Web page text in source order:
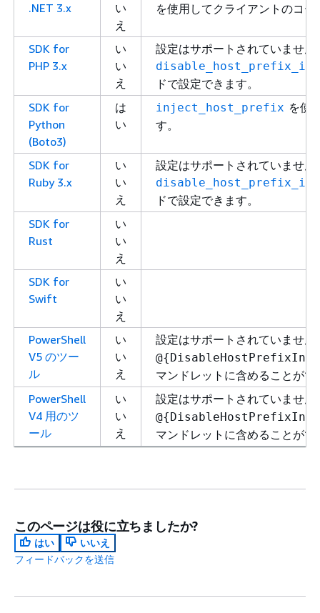
.NET 3.x
い
え
を使用してクライアントのコ
SDK for
PHP 3.x
い
い
え
設定はサポートされていません
ドで設定できます。
SDK for
Python
(Boto3)
は
い
inject_host_prefix を使
す。
SDK for
Ruby 3.x
い
い
え
設定はサポートされていません
ドで設定できます。
SDK for
Rust
い
い
え
SDK for
Swift
い
い
え
PowerShell
V5 のツー
ル
い
い
え
設定はサポートされていませ
@{
マンドレットに含めることがで
PowerShell
V4 用のツ
ール
い
い
え
設定はサポートされていませ
@{
マンドレットに含めることがで
このページは役に立ちましたか?
はい
いいえ
フィードバックを送信